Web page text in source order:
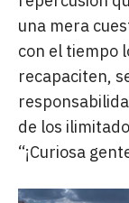
una mera
con el tiempo
recapaciten,
de los
“¡Curiosa